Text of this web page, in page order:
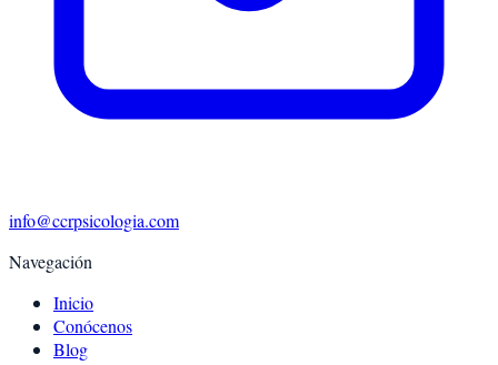
info@ccrpsicologia.com
Navegación
Inicio
Conócenos
Blog